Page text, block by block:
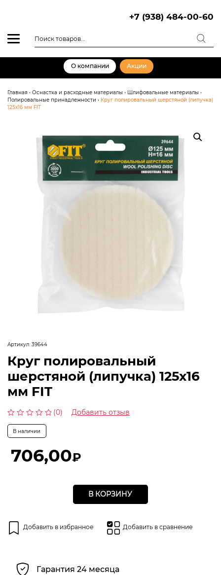
+7 (938) 484-00-60
товаров
О компании Акции
Главная • Оснастка и расходные материалы • Шлифовальные материалы •
Полировальные принадлежности • Круг полировальный шерстяной (липучка)
125х16 мм FIT
Артикул: 39644
Круг полировальный
шерстяной (липучка) 125х16
мм FIT
из
(0) Добавить отзыв
В наличии
706,00₽
В КОРЗИНУ
Добавить в избранное Добавить в сравнение
Гарантия 24 месяца